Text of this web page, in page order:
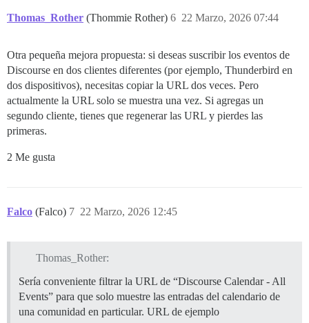
Thomas_Rother (Thommie Rother) 22 Marzo, 2026 07:44
6
Otra pequeña mejora propuesta: si deseas suscribir los eventos de
Discourse en dos clientes diferentes (por ejemplo, Thunderbird en
dos dispositivos), necesitas copiar la URL dos veces. Pero
actualmente la URL solo se muestra una vez. Si agregas un
segundo cliente, tienes que regenerar las URL y pierdes las
primeras.
2 Me gusta
Falco (Falco) 22 Marzo, 2026 12:45
7
Thomas_Rother:
Sería conveniente filtrar la URL de “Discourse Calendar - All
Events” para que solo muestre las entradas del calendario de
una comunidad en particular. URL de ejemplo